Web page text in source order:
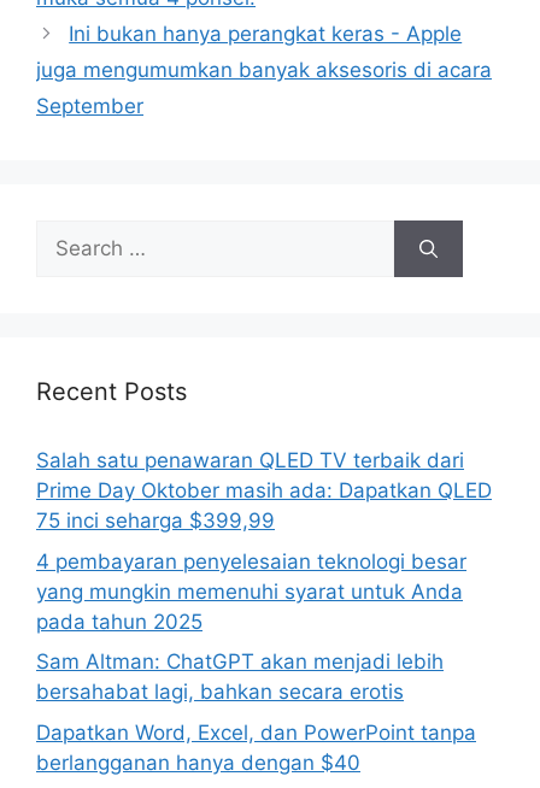
Ini bukan hanya perangkat keras - Apple
juga mengumumkan banyak aksesoris di acara
September
Search
for:
Recent Posts
Salah satu penawaran QLED TV terbaik dari
Prime Day Oktober masih ada: Dapatkan QLED
75 inci seharga $399,99
4 pembayaran penyelesaian teknologi besar
yang mungkin memenuhi syarat untuk Anda
pada tahun 2025
Sam Altman: ChatGPT akan menjadi lebih
bersahabat lagi, bahkan secara erotis
Dapatkan Word, Excel, dan PowerPoint tanpa
berlangganan hanya dengan $40